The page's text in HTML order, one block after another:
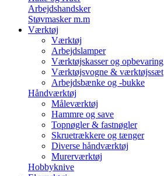
Arbejdshandsker
Støvmasker m.m
Værktøj
Værktøj
Arbejdslamper
Værktøjskasser og opbevaring
Værktøjsvogne & værktøjssæt
Arbejdsbænke og -bukke
Håndværktøj
Måleværktøj
Hammre og save
Topnøgler & fastnøgler
Skruetrækkere og tænger
Diverse håndværktøj
Murerværktøj
Hobbyknive